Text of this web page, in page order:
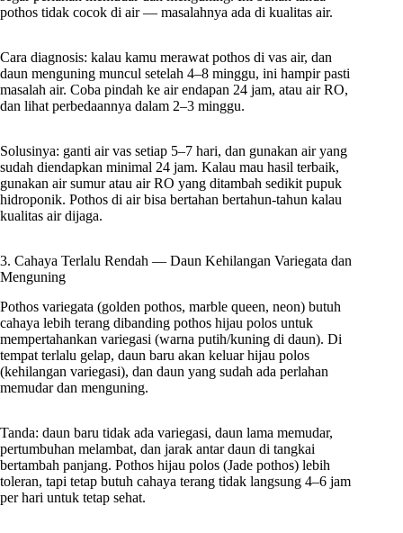
pothos tidak cocok di air — masalahnya ada di kualitas air.
Cara diagnosis: kalau kamu merawat pothos di vas air, dan
daun menguning muncul setelah 4–8 minggu, ini hampir pasti
masalah air. Coba pindah ke air endapan 24 jam, atau air RO,
dan lihat perbedaannya dalam 2–3 minggu.
Solusinya: ganti air vas setiap 5–7 hari, dan gunakan air yang
sudah diendapkan minimal 24 jam. Kalau mau hasil terbaik,
gunakan air sumur atau air RO yang ditambah sedikit pupuk
hidroponik. Pothos di air bisa bertahan bertahun-tahun kalau
kualitas air dijaga.
3. Cahaya Terlalu Rendah — Daun Kehilangan Variegata dan
Menguning
Pothos variegata (golden pothos, marble queen, neon) butuh
cahaya lebih terang dibanding pothos hijau polos untuk
mempertahankan variegasi (warna putih/kuning di daun). Di
tempat terlalu gelap, daun baru akan keluar hijau polos
(kehilangan variegasi), dan daun yang sudah ada perlahan
memudar dan menguning.
Tanda: daun baru tidak ada variegasi, daun lama memudar,
pertumbuhan melambat, dan jarak antar daun di tangkai
bertambah panjang. Pothos hijau polos (Jade pothos) lebih
toleran, tapi tetap butuh cahaya terang tidak langsung 4–6 jam
per hari untuk tetap sehat.